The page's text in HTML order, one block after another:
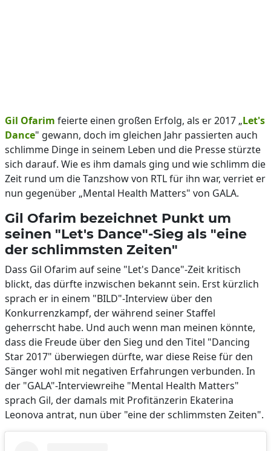
Gil Ofarim feierte einen großen Erfolg, als er 2017 „Let's
Dance" gewann, doch im gleichen Jahr passierten auch
schlimme Dinge in seinem Leben und die Presse stürzte
sich darauf. Wie es ihm damals ging und wie schlimm die
Zeit rund um die Tanzshow von RTL für ihn war, verriet er
nun gegenüber „Mental Health Matters" von GALA.
Gil Ofarim bezeichnet Punkt um
seinen "Let's Dance"-Sieg als "eine
der schlimmsten Zeiten"
Dass Gil Ofarim auf seine "Let's Dance"-Zeit kritisch
blickt, das dürfte inzwischen bekannt sein. Erst kürzlich
sprach er in einem "BILD"-Interview über den
Konkurrenzkampf, der während seiner Staffel
geherrscht habe. Und auch wenn man meinen könnte,
dass die Freude über den Sieg und den Titel "Dancing
Star 2017" überwiegen dürfte, war diese Reise für den
Sänger wohl mit negativen Erfahrungen verbunden. In
der "GALA"-Interviewreihe "Mental Health Matters"
sprach Gil, der damals mit Profitänzerin Ekaterina
Leonova antrat, nun über "eine der schlimmsten Zeiten".